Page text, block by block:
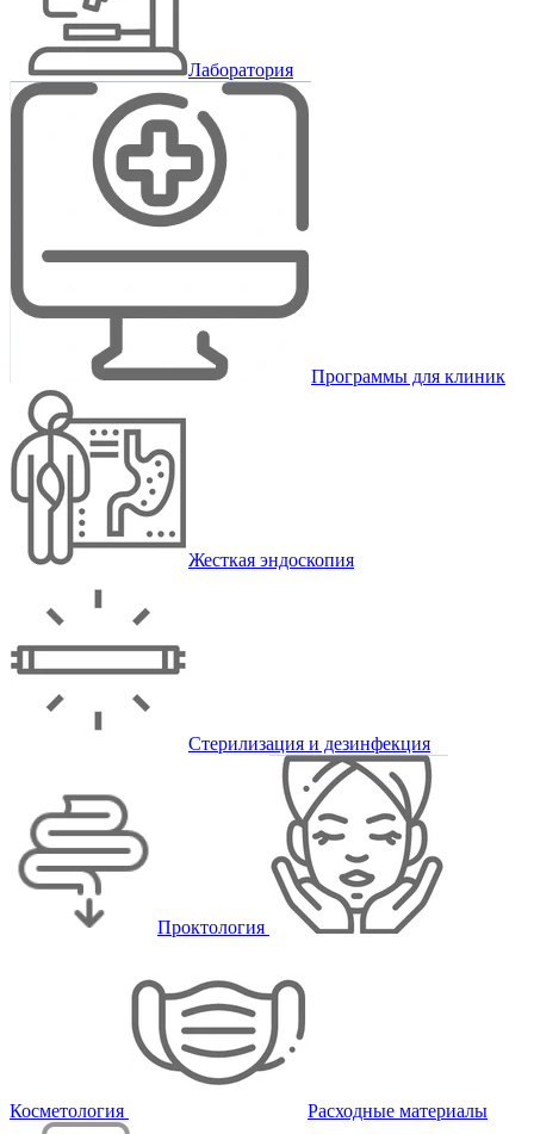
Лаборатория
Программы для клиник
Жесткая эндоскопия
Стерилизация и дезинфекция
Проктология
Косметология Расходные материалы